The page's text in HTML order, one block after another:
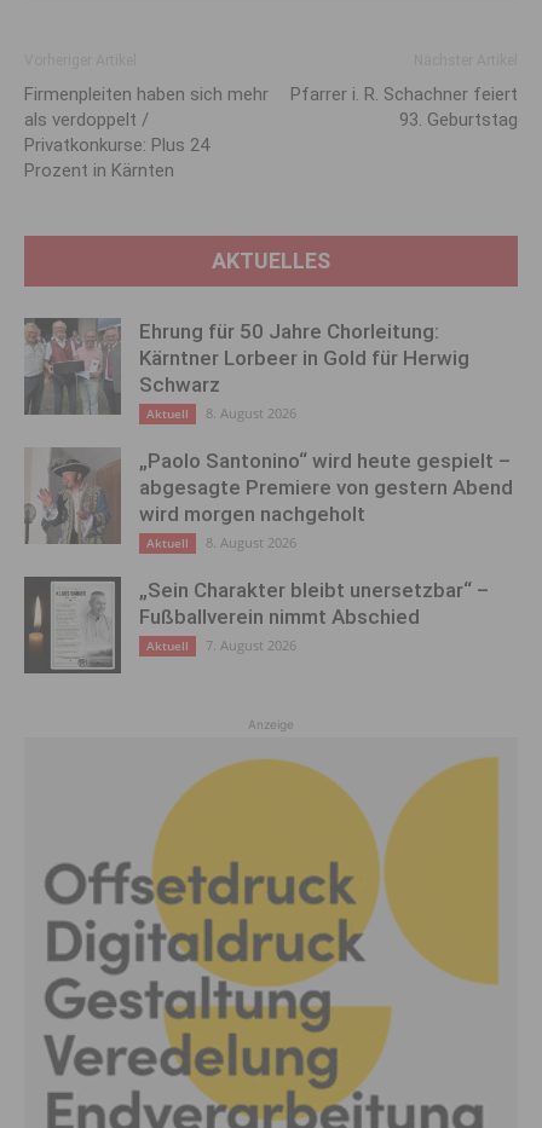
Firmenpleiten haben sich mehr
als verdoppelt /
Privatkonkurse: Plus 24
Prozent in Kärnten
Pfarrer i. R. Schachner feiert
93. Geburtstag
AKTUELLES
Ehrung für 50 Jahre Chorleitung:
Kärntner Lorbeer in Gold für Herwig
Schwarz
Aktuell 8. August 2026
„Paolo Santonino“ wird heute gespielt –
abgesagte Premiere von gestern Abend
wird morgen nachgeholt
Aktuell 8. August 2026
„Sein Charakter bleibt unersetzbar“ –
Fußballverein nimmt Abschied
Aktuell 7. August 2026
Anzeige